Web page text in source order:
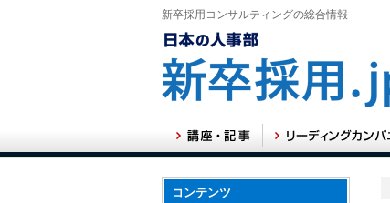
新卒採用コンサルティングの総合情報
コンテンツ